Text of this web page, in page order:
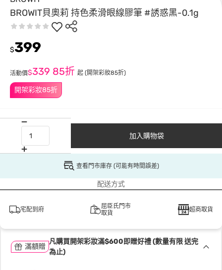
BROWIT貝奧莉 持色柔滑眼線膠筆 #誘惑黑-0.1g
開架彩妝85折
$399
活動價$339 85折 起 (開架彩妝85折)
加入購物袋
查看門市庫存 (可能有時間誤差)
配送方式
宅配到府
屈臣氏門市
取貨
超商取貨
滿額贈
凡購買開架彩妝滿$600即贈好禮 (數量有限 送完
為止)